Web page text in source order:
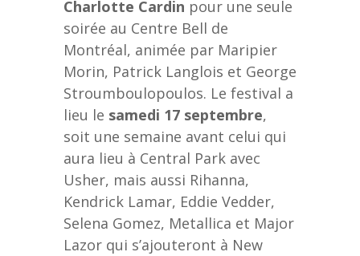
Charlotte Cardin pour une seule
soirée au Centre Bell de
Montréal, animée par Maripier
Morin, Patrick Langlois et George
Stroumboulopoulos. Le festival a
lieu le samedi 17 septembre,
soit une semaine avant celui qui
aura lieu à Central Park avec
Usher, mais aussi Rihanna,
Kendrick Lamar, Eddie Vedder,
Selena Gomez, Metallica et Major
Lazor qui s’ajouteront à New